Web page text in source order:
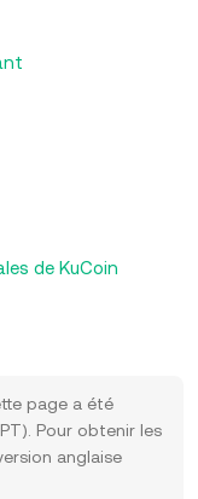
de KuCoin
page a été
Pour obtenir les
anglaise